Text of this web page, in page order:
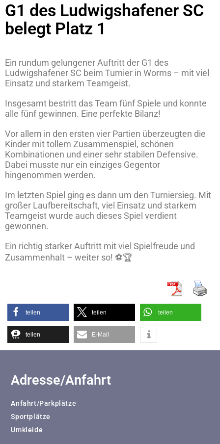
G1 des Ludwigshafener SC
belegt Platz 1
Ein rundum gelungener Auftritt der G1 des
Ludwigshafener SC beim Turnier in Worms – mit viel
Einsatz und starkem Teamgeist.
Insgesamt bestritt das Team fünf Spiele und konnte
alle fünf gewinnen. Eine perfekte Bilanz!
Vor allem in den ersten vier Partien überzeugten die
Kinder mit tollem Zusammenspiel, schönen
Kombinationen und einer sehr stabilen Defensive.
Dabei musste nur ein einziges Gegentor
hingenommen werden.
Im letzten Spiel ging es dann um den Turniersieg. Mit
großer Laufbereitschaft, viel Einsatz und starkem
Teamgeist wurde auch dieses Spiel verdient
gewonnen.
Ein richtig starker Auftritt mit viel Spielfreude und
Zusammenhalt – weiter so! ⚽🏆
teilen teilen teilen
teilen E-Mail
Adresse/Anfahrt
Anfahrt/Parkplätze
Sportplätze
Umkleide